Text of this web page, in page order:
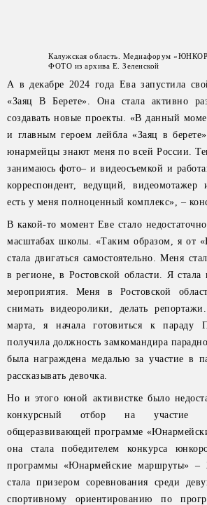
Калужская область. Медиафорум
ФОТО из архива Е. Зеленской
А в декабре 2024 года Ева запустила
«Заяц В Берете». Она стала активно
создавать новые проекты. «В данный
и главным героем лейбла «Заяц в
юнармейцы знают меня по всей России.
занимаюсь фото– и видеосъемкой и
корреспондент, ведущий,
есть у меня полноценный комплекс», –
В какой-то момент Еве стало недостаточно
масштабах школы. «Таким образом, я от
стала двигаться самостоятельно. Меня
в регионе, в Ростовской области. Я стала
мероприятия. Меня в Ростовской
снимать видеоролики, делать
марта, я начала готовиться к параду
получила должность замкомандира
была награждена медалью за участие в
рассказывать девочка.
Но и этого юной активистке было
конкурсный отбор на участие в
общеразвивающей программе
она стала победителем конкурса
программы «Юнармейские маршруты» –
стала призером соревнования среди
спортивному ориентированию по